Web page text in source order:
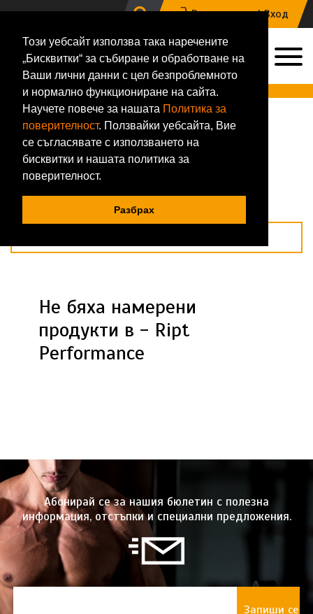
Този уебсайт използва така наречените
„Бисквитки“ за събиране и обработване на
Ваши лични данни с цел безпроблемното
и нормално функциониране на сайта.
Научете повече за нашата Политика за
поверителност. Ползвайки уебсайта, Вие
се съгласявате с използването на
бисквитки и нашата политика за
поверителност.
Разбрах
Регистрация | Вход
0884 133 648
Онлайн магазин за хранителни добавки и фитнес аксесоари
Ript Performance
Ript Performance
Покажи по
Не бяха намерени
продукти в - Ript
Performance
Абонирай се за нашия бюлетин с полезна
информация, отстъпки и специални предложения.